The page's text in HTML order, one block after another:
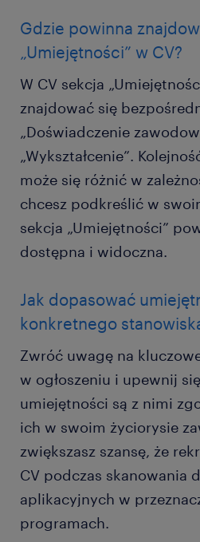
Gdzie powinna
„Umiejętności” w CV?
W CV sekcja
znajdować się
„Doświadczenie
„Wykształcenie”.
może się różnić w
chcesz podkreślić w
sekcja „Umiejętności”
dostępna i widoczna.
Jak dopasować
konkretnego
Zwróć uwagę na
w ogłoszeniu i upewnij
umiejętności są z nimi
ich w swoim życiorysie
zwiększasz szansę, że
CV podczas skanowania
aplikacyjnych w
programach.